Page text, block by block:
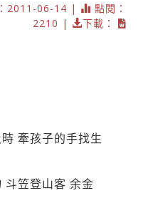
2011-06-14 |
點閱：
2210 |
下載：
牽孩子的手找生
斗笠登山客 余金